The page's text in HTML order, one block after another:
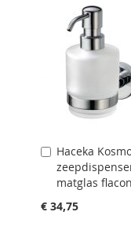
Haceka
matglas flacon
€ 34,75
Aan
winkelwagen
toevoegen